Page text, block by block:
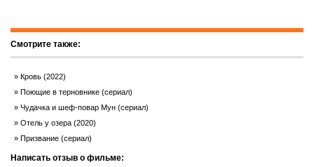
Смотрите также:
Кровь (2022)
Поющие в терновнике (сериал)
Чудачка и шеф-повар Мун (сериал)
Отель у озера (2020)
Призвание (сериал)
Написать отзыв о фильме: